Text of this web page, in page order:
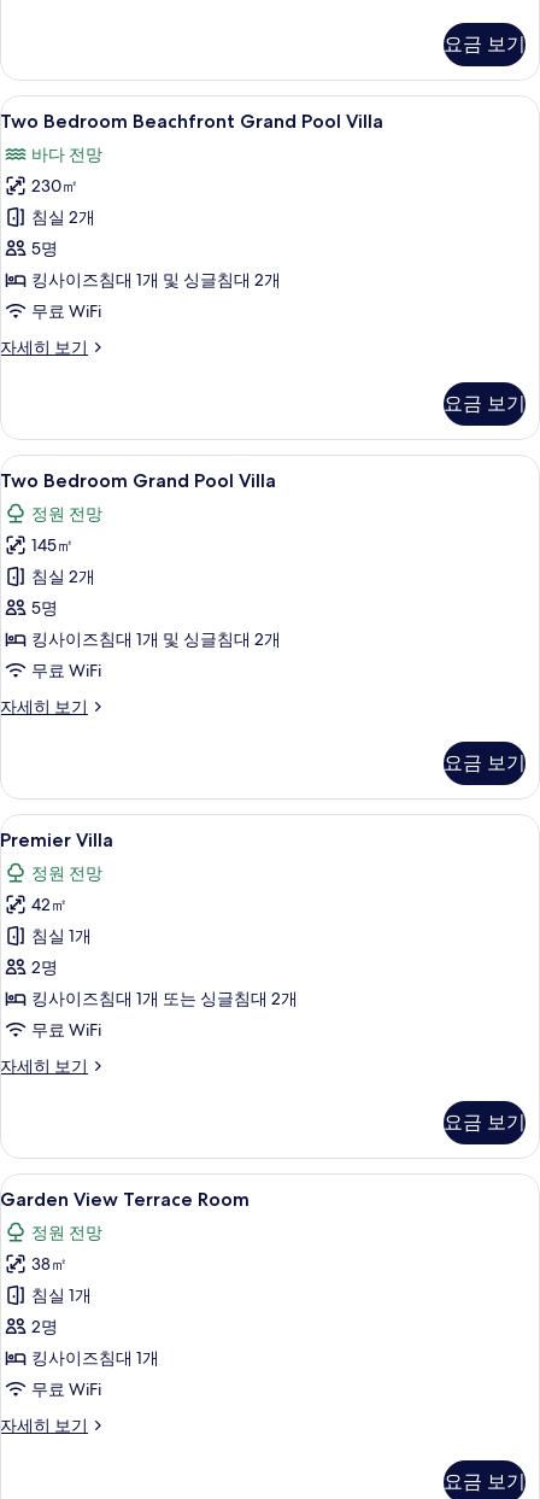
히
보
기
요금 보기
Two
Bedroom
Beachfront
Grand
Pool
Villa
사
진
모
기
Two Bedroom Beachfront Grand
7
Two Bedroom Beachfront Grand Pool Villa
바다 전망
230㎡
침실 2개
5명
킹사이즈침대 1개 및 싱글침대 2개
무료 WiFi
자세히 보기
Two
Pool
Villa
자
히
보
기
요금 보기
Two
Bedroom
Grand
Pool
Villa
사
진
모
두
Two Bedroom Grand Pool Villa | 객실
12
Two Bedroom Grand Pool Villa
정원 전망
145㎡
침실 2개
5명
킹사이즈침대 1개 및 싱글침대 2개
무료 WiFi
자세히 보기
Two
Villa
자
세
보
기
요금 보기
Premier
Villa
사
진
모
두
보
기
Premier Villa | 미니바, 객실 내 금고,
9
Premier Villa
정원 전망
42㎡
침실 1개
2명
킹사이즈침대 1개 또는 싱글침대 2개
무료 WiFi
자세히 보기
Premier
히
보
기
요금 보기
Garden
View
Terrace
Room
사
진
모
두
보
미니바, 객실 내 금고, 책상, 노트북 작
15
Garden View Terrace Room
정원 전망
38㎡
침실 1개
2명
킹사이즈침대 1개
무료 WiFi
자세히 보기
Garden
요금 보기